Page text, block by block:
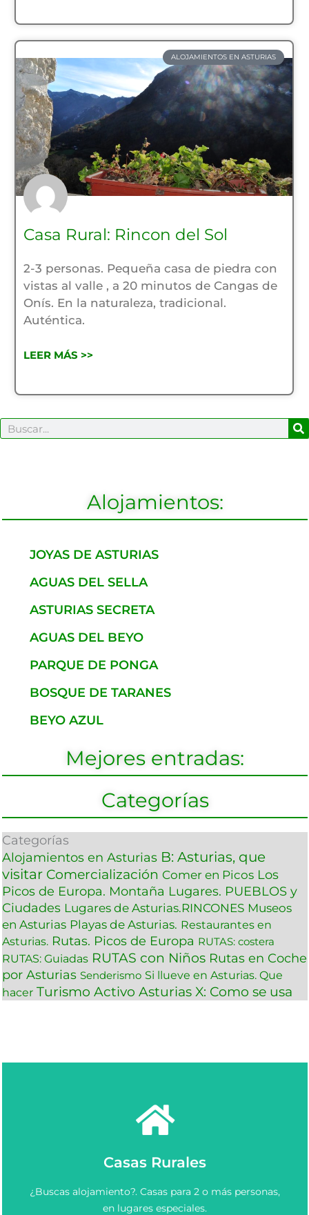
ALOJAMIENTOS EN ASTURIAS
Casa Rural: Rincon del Sol
2-3 personas. Pequeña casa de piedra con
vistas al valle , a 20 minutos de Cangas de
Onís. En la naturaleza, tradicional.
Auténtica.
LEER MÁS >>
Buscar
Alojamientos:
JOYAS DE ASTURIAS
AGUAS DEL SELLA
ASTURIAS SECRETA
AGUAS DEL BEYO
PARQUE DE PONGA
BOSQUE DE TARANES
BEYO AZUL
Mejores entradas:
Categorías
Categorías
Alojamientos en Asturias B: Asturias, que
visitar Comercialización Comer en Picos Los
Picos de Europa. Montaña Lugares. PUEBLOS y
Ciudades Lugares de Asturias.RINCONES Museos
en Asturias Playas de Asturias. Restaurantes en
Asturias. Rutas. Picos de Europa RUTAS: costera
RUTAS: Guiadas RUTAS con Niños Rutas en Coche
por Asturias Senderismo Si llueve en Asturias. Que
hacer Turismo Activo Asturias X: Como se usa
Casas Rurales
¿Buscas alojamiento?. Casas para 2 o más personas,
en lugares especiales.
Casas Rurales en Asturias
Elige y Reserva una casa rural en Asturias.
Ver más